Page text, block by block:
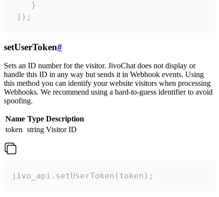
    }
]);
setUserToken#
Sets an ID number for the visitor. JivoChat does not display or
handle this ID in any way but sends it in Webhook events. Using
this method you can identify your website visitors when processing
Webhooks. We recommend using a hard-to-guess identifier to avoid
spoofing.
Name Type Description
token string Visitor ID
jivo_api.setUserToken(token);